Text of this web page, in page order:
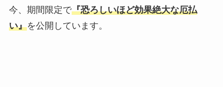
今、期間限定で『恐ろしいほど効果絶大な厄払
い』を公開しています。